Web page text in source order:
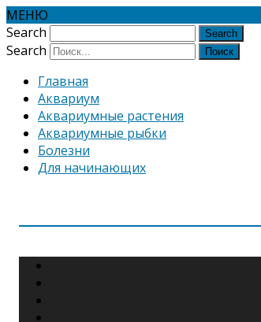
МЕНЮ
Search
Search
Главная
Аквариум
Аквариумные растения
Аквариумные рыбки
Болезни
Для начинающих